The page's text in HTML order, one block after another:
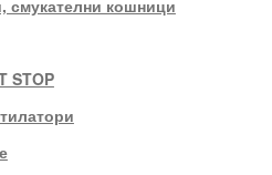
смукателни кошници
STOP